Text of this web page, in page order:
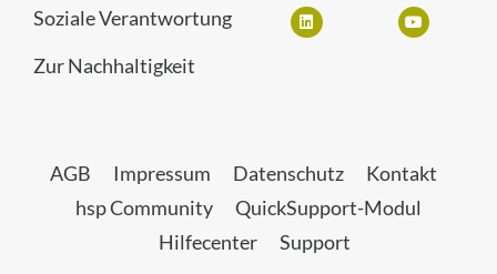
Soziale Verantwortung
Zur Nachhaltigkeit
AGB Impressum Datenschutz
Kontakt
hsp Community
QuickSupport-Modul
Hilfecenter
Support